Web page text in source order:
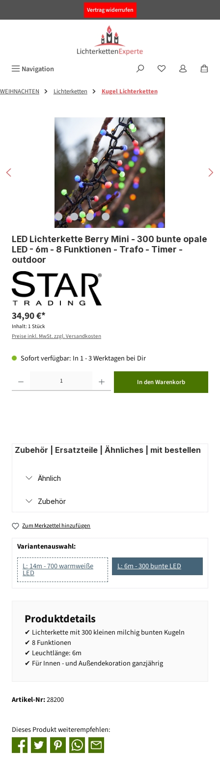
Vertrag widerrufen
Navigation
WEIHNACHTEN Lichterketten Kugel Lichterketten
Bildergalerie überspringen
LED Lichterkette Berry Mini - 300 bunte opale
LED - 6m - 8 Funktionen - Trafo - Timer -
outdoor
34,90 €*
Inhalt: 1 Stück
Preise inkl. MwSt. zzgl. Versandkosten
Sofort verfügbar: In 1 - 3 Werktagen bei Dir
In den Warenkorb
Zubehör | Ersatzteile | Ähnliches | mit bestellen
Ähnlich
Zubehör
Zum Merkzettel hinzufügen
Variantenauswahl:
L: 14m - 700 warmweiße
LED
L: 6m - 300 bunte LED
Produktdetails
✔ Lichterkette mit 300 kleinen milchig bunten Kugeln
✔ 8 Funktionen
✔ Leuchtlänge: 6m
✔ Für Innen - und Außendekoration ganzjährig
Artikel-Nr:28200
Dieses Produkt weiterempfehlen: